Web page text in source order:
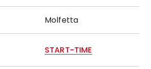
Molfetta
START-TIME